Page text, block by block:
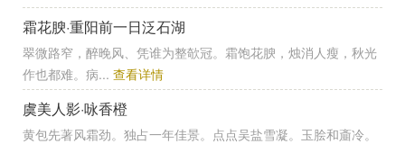
霜花腴·重阳前一日泛石湖
翠微路窄，醉晚风、凭谁为整欹冠。霜饱花腴，烛消人瘦，秋光
作也都难。病... 查看详情
虞美人影·咏香橙
黄包先著风霜劲。独占一年佳景。点点吴盐雪凝。玉脍和齑冷。